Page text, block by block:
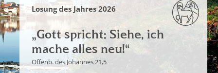
Losung des Jahres 2026
„Gott spricht: Siehe, ich
mache alles neu!“
Offenb. des Johannes 21,5